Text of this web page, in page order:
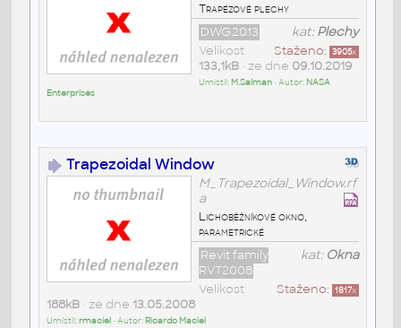
Trapézové plechy
kat:Plechy
DWG2013
Staženo: 3905x
Velikost
133,1kB• ze dne 09.10.2019
Umístil: M.Salman• Autor: NASA
Enterprises
Trapezoidal Window
M_Trapezoidal_Window.rf
a
Lichoběžníkové okno,
parametrické
kat: Okna
Revit family
RVT2008
Staženo: 1817x
Velikost
188kB• ze dne 13.05.2008
Umístil:rmaciel • Autor: Ricardo Maciel